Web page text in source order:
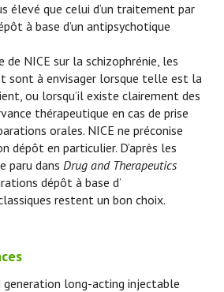
élevé que celui d’un traitement par
à base d’un antipsychotique
de NICE sur la schizophrénie, les
sont à envisager lorsque telle est la
ou lorsqu’il existe clairement des
thérapeutique en cas de prise
orales. NICE ne préconise
dépôt en particulier. D’après les
paru dansDrug and Therapeutics
dépôt à base d’
restent un bon choix.
generation long-acting injectable